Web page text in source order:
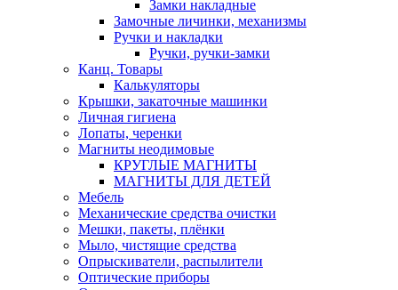
Замки накладные
Замочные личинки, механизмы
Ручки и накладки
Ручки, ручки-замки
Канц. Товары
Калькуляторы
Крышки, закаточные машинки
Личная гигиена
Лопаты, черенки
Магниты неодимовые
КРУГЛЫЕ МАГНИТЫ
МАГНИТЫ ДЛЯ ДЕТЕЙ
Мебель
Механические средства очистки
Мешки, пакеты, плёнки
Мыло, чистящие средства
Опрыскиватели, распылители
Оптические приборы